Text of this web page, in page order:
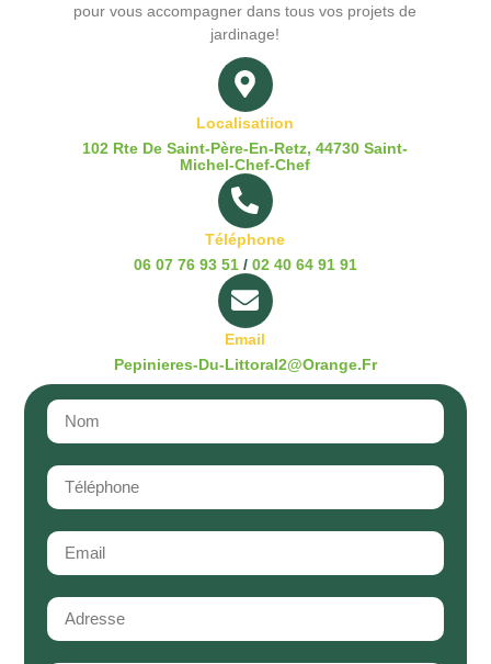
pour vous accompagner dans tous vos projets de
jardinage!
Localisatiion
102 Rte De Saint-Père-En-Retz, 44730 Saint-
Michel-Chef-Chef
Téléphone
06 07 76 93 51/ 02 40 64 91 91
Email
Pepinieres-Du-Littoral2@orange.fr